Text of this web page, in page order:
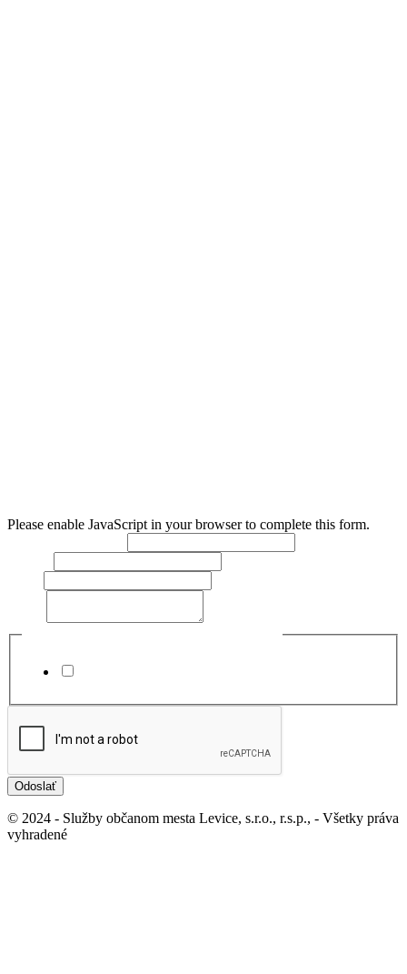
Please enable JavaScript in your browser to complete this form.
Odoslať
© 2024 - Služby občanom mesta Levice, s.r.o., r.s.p., - Všetky práva
vyhradené